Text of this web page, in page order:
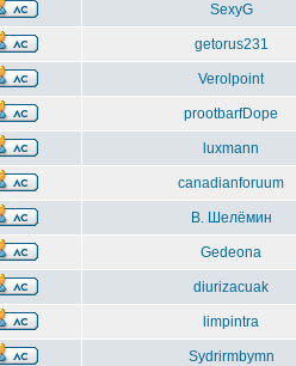
SexyG
getorus231
Verolpoint
prootbarfDope
luxmann
canadianforuum
В. Шелёмин
Gedeona
diurizacuak
limpintra
Sydrirmbymn